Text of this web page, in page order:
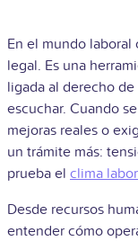
En el mundo
legal. Es una
ligada al derecho
escuchar. Cuando
mejoras reales o
un trámite más:
prueba el clima
Desde recursos
entender cómo